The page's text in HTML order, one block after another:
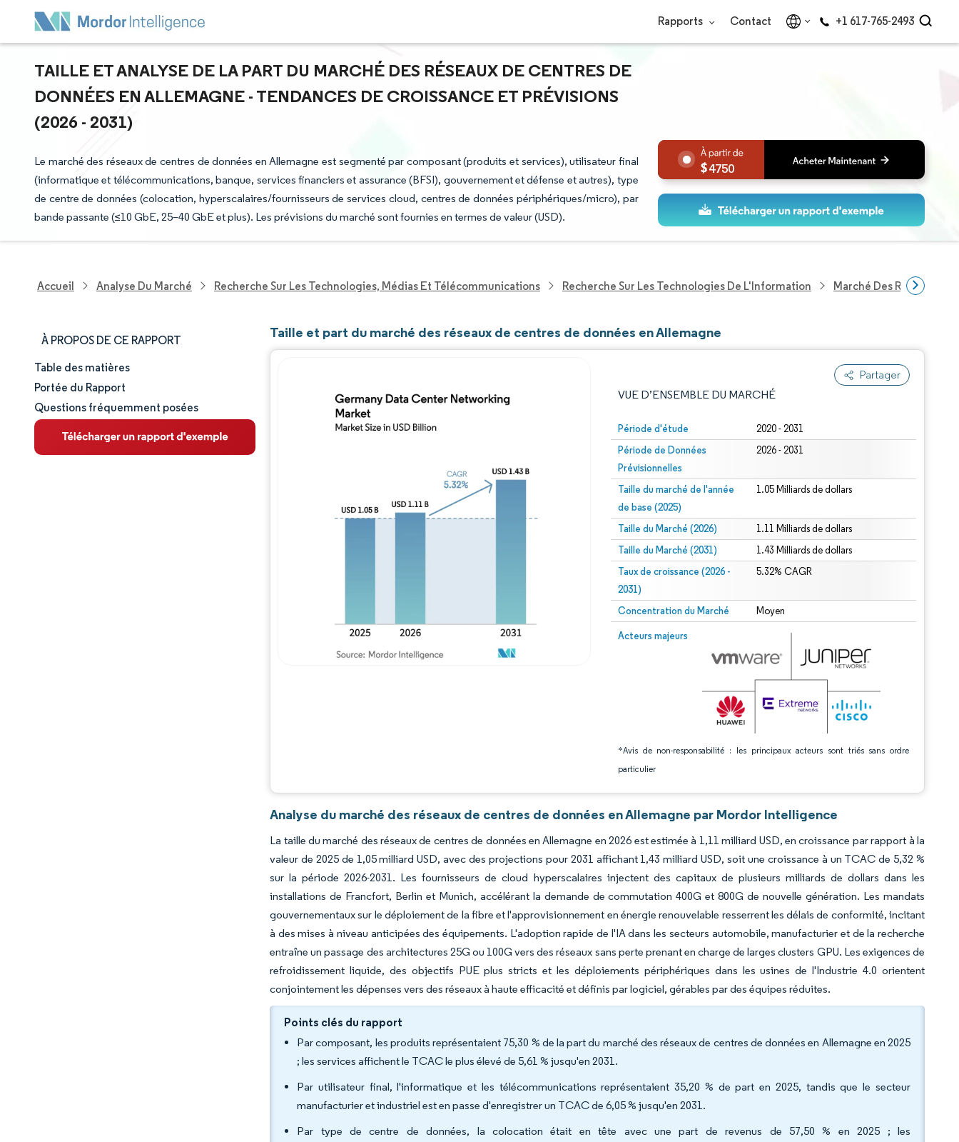
Rapports Contact +1 617-765-2493
TAILLE ET ANALYSE DE LA PART DU MARCHÉ DES RÉSEAUX DE CENTRES DE
DONNÉES EN ALLEMAGNE - TENDANCES DE CROISSANCE ET PRÉVISIONS
(2026 - 2031)
Le marché des réseaux de centres de données en Allemagne est segmenté par composant (produits et services), utilisateur final
(informatique et télécommunications, banque, services financiers et assurance (BFSI), gouvernement et défense et autres), type
de centre de données (colocation, hyperscalaires/fournisseurs de services cloud, centres de données périphériques/micro), par
bande passante (≤10 GbE, 25–40 GbE et plus). Les prévisions du marché sont fournies en termes de valeur (USD).
4750
Accueil Analyse Du Marché Recherche Sur Les Technologies, Médias Et Télécommunications Recherche Sur Les Technologies De L'Information Marché Des Réseaux
À PROPOS DE CE RAPPORT
Taille et part de marché
Analyse du marché
Tendances et perspectives
Table des matières
Portée du Rapport
Questions fréquemment posées
Taille et part du marché des réseaux de centres de données en Allemagne
Partager
VUE D’ENSEMBLE DU MARCHÉ
Période d'étude 2020 - 2031
Période de Données
Prévisionnelles
2026 - 2031
Taille du marché de l'année
de base (2025)
1.05 Milliards de dollars
Taille du Marché (2026) 1.11 Milliards de dollars
Taille du Marché (2031) 1.43 Milliards de dollars
Taux de croissance (2026 -
2031)
5.32% CAGR
Concentration du Marché Moyen
Acteurs majeurs
*Avis de non-responsabilité : les principaux acteurs sont triés sans ordre
particulier
Image © Mordor Intelligence. La réutilisation nécessite une attribution sous CC BY 4.0.
Image © Mordor Intelligence. La réutilisation nécessite une attribution sous CC BY 4.0.
Analyse du marché des réseaux de centres de données en Allemagne par Mordor Intelligence
La taille du marché des réseaux de centres de données en Allemagne en 2026 est estimée à 1,11 milliard USD, en croissance par rapport à la
valeur de 2025 de 1,05 milliard USD, avec des projections pour 2031 affichant 1,43 milliard USD, soit une croissance à un TCAC de 5,32 %
sur la période 2026-2031. Les fournisseurs de cloud hyperscalaires injectent des capitaux de plusieurs milliards de dollars dans les
installations de Francfort, Berlin et Munich, accélérant la demande de commutation 400G et 800G de nouvelle génération. Les mandats
gouvernementaux sur le déploiement de la fibre et l'approvisionnement en énergie renouvelable resserrent les délais de conformité, incitant
à des mises à niveau anticipées des équipements. L'adoption rapide de l'IA dans les secteurs automobile, manufacturier et de la recherche
entraîne un passage des architectures 25G ou 100G vers des réseaux sans perte prenant en charge de larges clusters GPU. Les exigences de
refroidissement liquide, des objectifs PUE plus stricts et les déploiements périphériques dans les usines de l'Industrie 4.0 orientent
conjointement les dépenses vers des réseaux à haute efficacité et définis par logiciel, gérables par des équipes réduites.
Points clés du rapport
Par composant, les produits représentaient 75,30 % de la part du marché des réseaux de centres de données en Allemagne en 2025
; les services affichent le TCAC le plus élevé de 5,61 % jusqu'en 2031.
Par utilisateur final, l'informatique et les télécommunications représentaient 35,20 % de part en 2025, tandis que le secteur
manufacturier et industriel est en passe d'enregistrer un TCAC de 6,05 % jusqu'en 2031.
Par type de centre de données, la colocation était en tête avec une part de revenus de 57,50 % en 2025 ; les